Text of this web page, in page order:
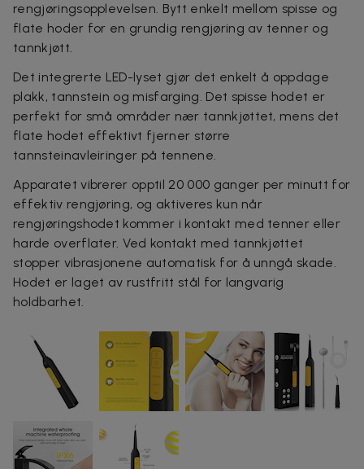
rengjøringsopplevelsen. Bytt enkelt mellom spisse og
flate hoder for en grundig rengjøring av tenner og
tannkjøtt.
Det integrerte LED-lyset gjør det enkelt å oppdage
plakk, tannstein og misfarging. Det spisse hodet er
perfekt for små områder nær tannkjøttet, mens det
flate hodet effektivt fjerner større
tannsteinavleiringer på tennene.
Apparatet vibrerer opptil 20 000 ganger per minutt for
effektiv rengjøring, og aktiveres kun når
rengjøringshodet kommer i kontakt med tenner eller
harde overflater. Ved kontakt med tannkjøttet
stopper vibrasjonene automatisk for å unngå skade.
Hodet er laget av rustfritt stål for langvarig
holdbarhet.